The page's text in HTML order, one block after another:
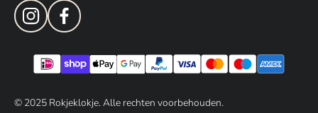
© 2025Rokjeklokje. Alle rechten voorbehouden.